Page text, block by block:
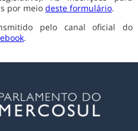
por meio deste formulário.
pelo canal oficial do
.